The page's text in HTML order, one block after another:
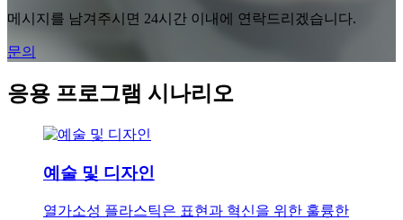
메시지를 남겨주시면 24시간 이내에 연락드리겠습니다.
문의
응용 프로그램 시나리오
예술 및 디자인
열가소성 플라스틱은 표현과 혁신을 위한 훌륭한